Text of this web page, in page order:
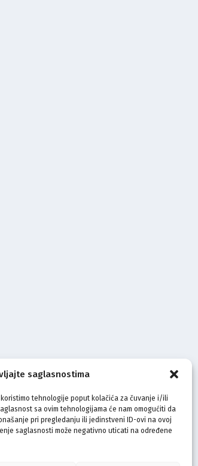
saglasnostima
tehnologije poput kolačića za čuvanje i/ili
sa ovim tehnologijama će nam omogućiti da
pri pregledanju ili jedinstveni ID-ovi na ovoj
saglasnosti može negativno uticati na određene